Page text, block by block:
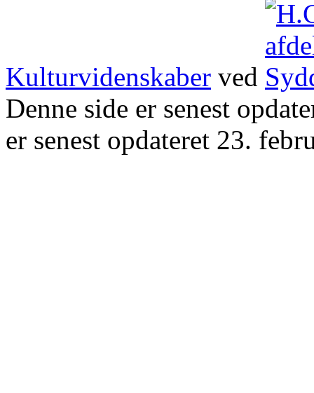
Kulturvidenskaber ved
Denne side er senest
er senest opdateret 23.